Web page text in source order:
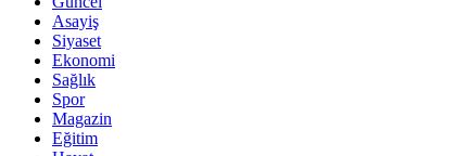
Asayiş
Siyaset
Ekonomi
Sağlık
Spor
Magazin
Eğitim